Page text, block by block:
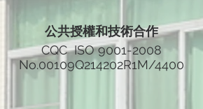
公共授權和技術合作
CQC ISO 9001-2008
No.00109Q214202R1M/4400